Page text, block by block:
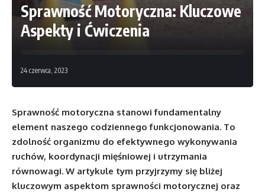
Sprawność Motoryczna: Kluczowe
Aspekty i Ćwiczenia
24 czerwca, 2023
Sprawność motoryczna stanowi fundamentalny
element naszego codziennego funkcjonowania. To
zdolność organizmu do efektywnego wykonywania
ruchów, koordynacji mięśniowej i utrzymania
równowagi. W artykule tym przyjrzymy się bliżej
kluczowym aspektom sprawności motorycznej oraz